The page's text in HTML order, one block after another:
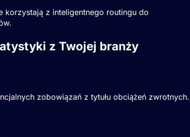
korzystają z inteligentnego routingu do
z Twojej branży
zobowiązań z tytułu obciążeń zwrotnych.